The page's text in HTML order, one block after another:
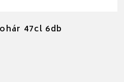
47cl 6db